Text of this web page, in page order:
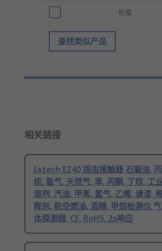
长度
查找类似产品
相关链接
Extech EZ40 固态接触器 石脑油, 丙
烷, 氨气, 天然气, 苯, 丙酮, 丁烷, 工
溶剂, 汽油, 甲苯, 氢气, 乙烯, 请漆,
释剂, 航空燃油, 酒精, 甲烷检测仪 气
体探测器, CE, RoHS, 2s响应